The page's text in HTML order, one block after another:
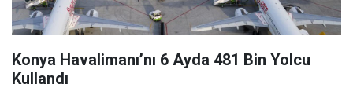
Konya Havalimanı’nı 6 Ayda 481 Bin Yolcu
Kullandı